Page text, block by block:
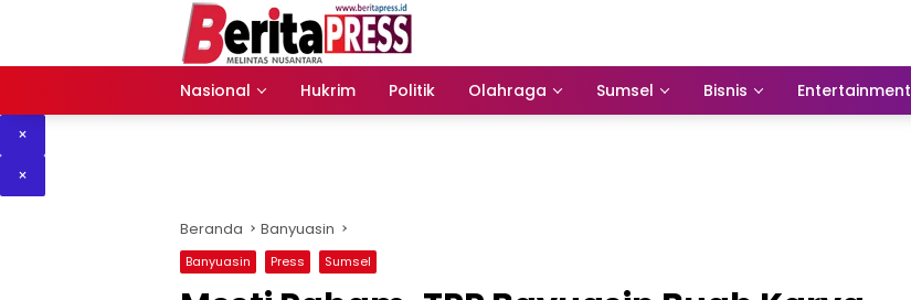
Nasional
Hukrim Politik Olahraga Sumsel Bisnis Entertainment
×
×
Beranda Banyuasin
Banyuasin Press Sumsel